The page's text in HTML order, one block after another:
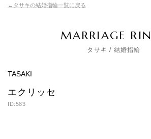
タサキの結婚指輪一覧に戻る
MARRIAGE
タサキ / 結婚指輪
TASAKI
エクリッセ
ID:583